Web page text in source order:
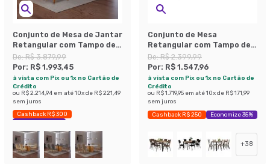
Conjunto de Mesa de Jantar
Retangular com Tampo de
Vidro Off White Berlim e 4
Cadeiras Alegra Veludo
Creme e Imbuia
De:R$ 3.879,99
Por: R$ 1.993,45
à vista com Pix ou 1x no Cartão de
Crédito
ou R$ 2.214,94 em até10x de R$ 221,49
sem juros
Cashback R$ 300
Economize 48%
Conjunto de Mesa
Retangular com Tampo de
MDP Amadeirado e 4
Cadeiras Adriana II
Revestimento Sintético
Preto
De:R$ 2.399,99
Por: R$ 1.547,96
à vista com Pix ou 1x no Cartão de
Crédito
ou R$ 1.719,95 em até10x de R$ 171,99
sem juros
Cashback R$ 250 Economize 35%
+38